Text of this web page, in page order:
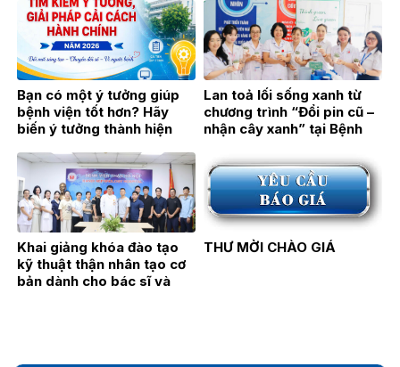
chữa bệnh
Bạn có một ý tưởng giúp
bệnh viện tốt hơn? Hãy
biến ý tưởng thành hiện
Lan toả lối sống xanh từ
chương trình “Đổi pin cũ –
nhận cây xanh” tại Bệnh
Khai giảng khóa đào tạo
kỹ thuật thận nhân tạo cơ
bản dành cho bác sĩ và
THƯ MỜI CHÀO GIÁ